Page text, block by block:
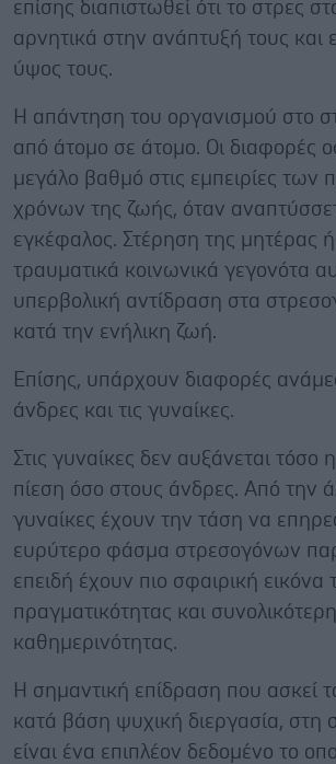
επίσης διαπιστωθεί ότι το στρες
αρνητικά στην ανάπτυξή τους και
ύψος τους.
Η απάντηση του οργανισμού στο
από άτομο σε άτομο. Οι διαφορές
μεγάλο βαθμό στις εμπειρίες των
χρόνων της ζωής, όταν
εγκέφαλος. Στέρηση της μητέρας
τραυματικά κοινωνικά γεγονότα
υπερβολική αντίδραση στα
κατά την ενήλικη ζωή.
Επίσης, υπάρχουν διαφορές
άνδρες και τις γυναίκες.
Στις γυναίκες δεν αυξάνεται τόσο
πίεση όσο στους άνδρες. Από την
γυναίκες έχουν την τάση να
ευρύτερο φάσμα στρεσογόνων
επειδή έχουν πιο σφαιρική εικόνα
πραγματικότητας και
καθημερινότητας.
Η σημαντική επίδραση που ασκεί
κατά βάση ψυχική διεργασία, στη
είναι ένα επιπλέον δεδομένο το